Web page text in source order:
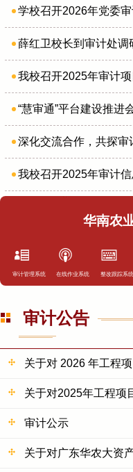
学校召开2026年党委
薛红卫校长到审计处调
我校召开2025年审计
“慧审通”平台建设推
深化交流合作，共探审
我校召开2025年审计
华南农
审计管理系统 在线作业系统 整改跟踪系统
审计公告
关于对 2026 年工程项
关于对2025年工程项目
审计公示
关于对广东华农大资产经